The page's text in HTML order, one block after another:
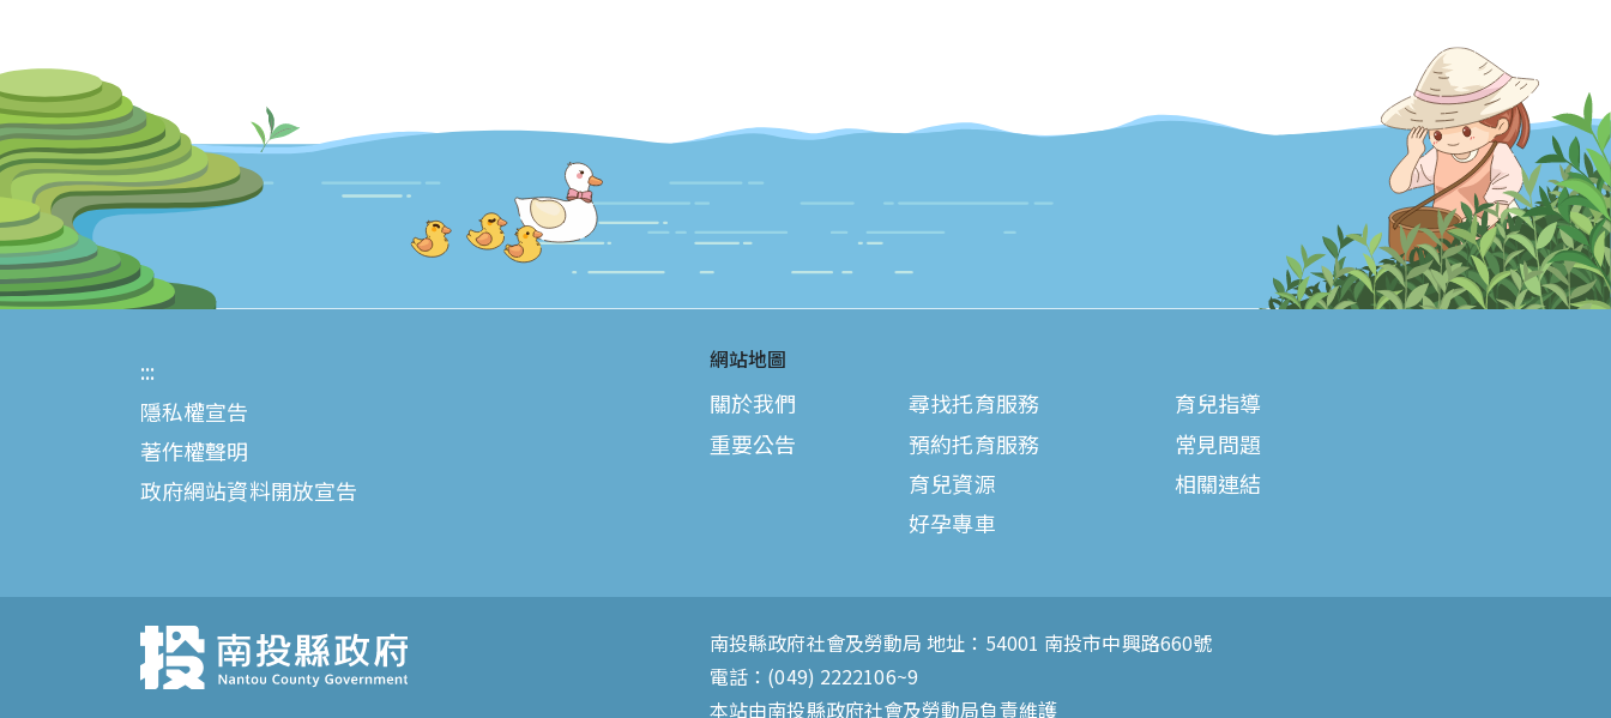
:::
隱私權宣告
著作權聲明
政府網站資料開放宣告
網站地圖
關於我們
重要公告
尋找托育服務
預約托育服務
育兒資源
好孕專車
育兒指導
常見問題
相關連結
南投縣政府社會及勞動局 地址：54001 南投市中興路660號
電話：(049) 2222106~9
本站由南投縣政府社會及勞動局負責維護